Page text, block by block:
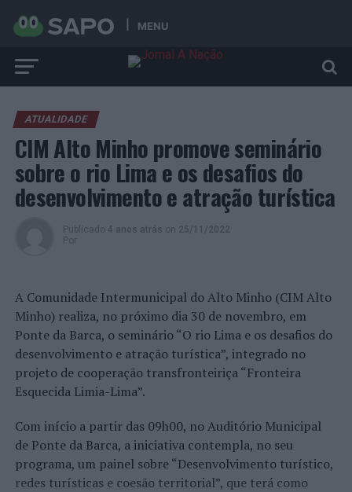
MENU
ATUALIDADE
CIM Alto Minho promove seminário
sobre o rio Lima e os desafios do
desenvolvimento e atração turística
Publicado 4 anos atrás on 25/11/2022
Por
A Comunidade Intermunicipal do Alto Minho (CIM Alto
Minho) realiza, no próximo dia 30 de novembro, em
Ponte da Barca, o seminário “O rio Lima e os desafios do
desenvolvimento e atração turística”, integrado no
projeto de cooperação transfronteiriça “Fronteira
Esquecida Limia-Lima”.
Com início a partir das 09h00, no Auditório Municipal
de Ponte da Barca, a iniciativa contempla, no seu
programa, um painel sobre “Desenvolvimento turístico,
redes turísticas e coesão territorial”, que terá como